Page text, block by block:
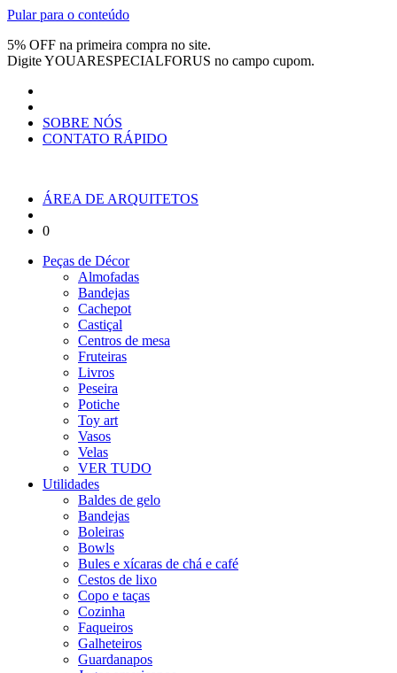
Pular para o conteúdo
5% OFF na primeira compra no site.
DigiteYOUARESPECIALFORUS no campo cupom.
SOBRE NÓS
CONTATO RÁPIDO
ÁREA DE ARQUITETOS
0
Peças de Décor
Almofadas
Bandejas
Cachepot
Castiçal
Centros de mesa
Fruteiras
Livros
Peseira
Potiche
Toy art
Vasos
Velas
VER TUDO
Utilidades
Baldes de gelo
Bandejas
Boleiras
Bowls
Bules e xícaras de chá e café
Cestos de lixo
Copo e taças
Cozinha
Faqueiros
Galheteiros
Guardanapos